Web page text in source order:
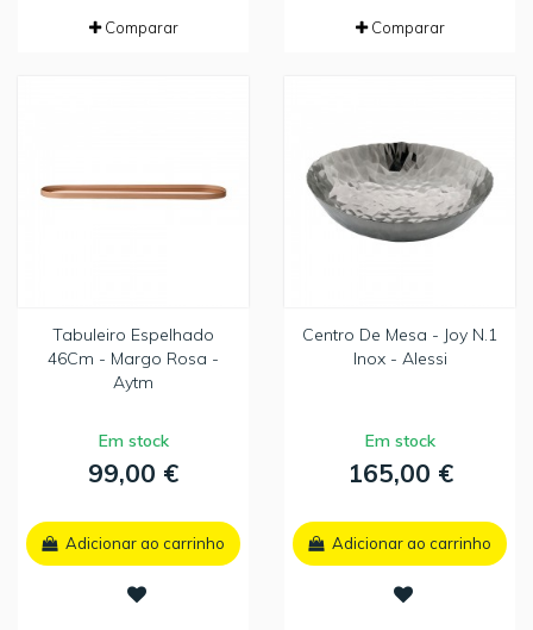
Comparar Comparar
Tabuleiro Espelhado
46Cm - Margo Rosa -
Aytm
Em stock
99,00 €
Adicionar ao carrinho
Centro De Mesa - Joy N.1
Inox - Alessi
Em stock
165,00 €
Adicionar ao carrinho